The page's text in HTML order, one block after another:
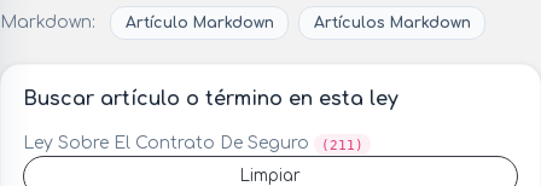
Markdown: Artículo Markdown Artículos Markdown
Buscar artículo o término en esta ley
Ley Sobre El Contrato De Seguro (211)
Limpiar